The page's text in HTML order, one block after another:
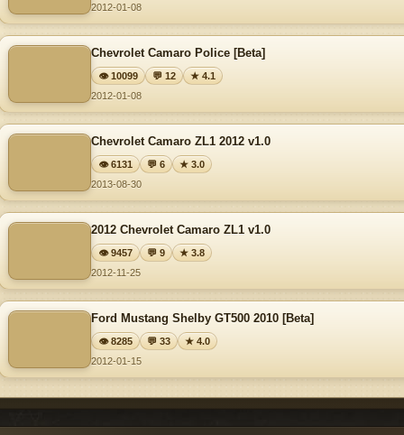
2012-01-08
Chevrolet Camaro Police [Beta]
👁 10099 💬 12
★ 4.1
2012-01-08
Chevrolet Camaro ZL1 2012 v1.0
👁 6131 💬 6
★ 3.0
2013-08-30
2012 Chevrolet Camaro ZL1 v1.0
👁 9457 💬 9
★ 3.8
2012-11-25
Ford Mustang Shelby GT500 2010 [Beta]
👁 8285 💬 33
★ 4.0
2012-01-15